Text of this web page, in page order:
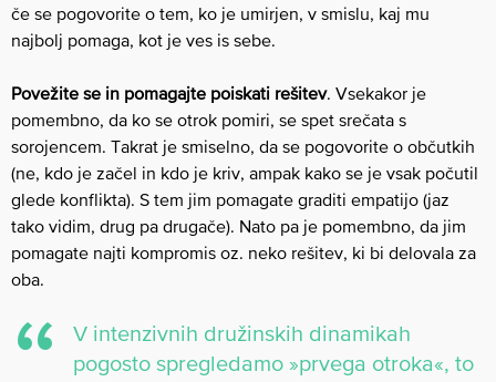
če se pogovorite o tem, ko je umirjen, v smislu, kaj mu
najbolj pomaga, kot je ves is sebe.
Povežite se in pomagajte poiskati rešitev. Vsekakor je
pomembno, da ko se otrok pomiri, se spet srečata s
sorojencem. Takrat je smiselno, da se pogovorite o občutkih
(ne, kdo je začel in kdo je kriv, ampak kako se je vsak počutil
glede konflikta). S tem jim pomagate graditi empatijo (jaz
tako vidim, drug pa drugače). Nato pa je pomembno, da jim
pomagate najti kompromis oz. neko rešitev, ki bi delovala za
oba.
V intenzivnih družinskih dinamikah
pogosto spregledamo »prvega otroka«, to